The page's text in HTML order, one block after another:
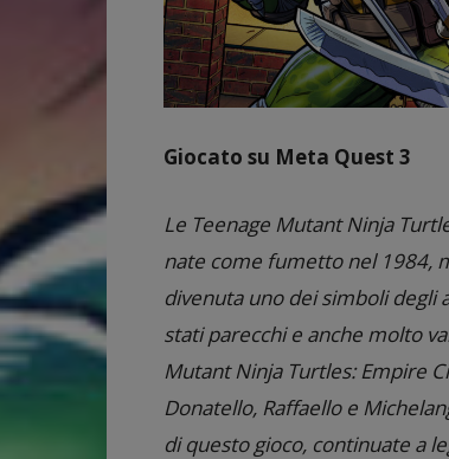
Giocato su Meta Quest 3
Le Teenage Mutant Ninja
nate come fumetto nel 1984,
divenuta uno dei simboli degli
stati parecchi e anche molto
Mutant Ninja Turtles: Empire
Donatello, Raffaello e
di questo gioco, continuate a